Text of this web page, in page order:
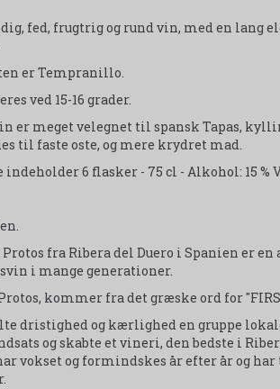
fed, frugtrig og rund vin, med en lang
er Tempranillo.
ved 15-16 grader.
er meget velegnet til spansk Tapas,
til faste oste, og mere krydret mad.
indeholder 6 flasker - 75 cl - Alkohol: 15 %
Protos fra Ribera del Duero i Spanien er
i mange generationer.
kommer fra det græske ord for
dristighed og kærlighed en gruppe
og skabte et vineri, den bedste i
vokset og formindskes år efter år og